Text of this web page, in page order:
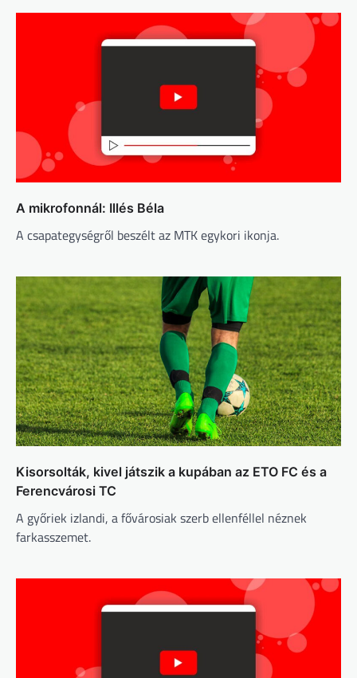
A mikrofonnál: Illés Béla
A csapategységről beszélt az MTK egykori ikonja.
Kisorsolták, kivel játszik a kupában az ETO FC és a
Ferencvárosi TC
A győriek izlandi, a fővárosiak szerb ellenféllel néznek
farkasszemet.